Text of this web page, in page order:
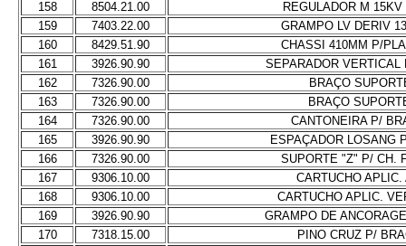
158
8504.21.00
REGULADOR M 15KV
159
7403.22.00
GRAMPO LV DERIV
160
8429.51.90
CHASSI 410MM P/
161
3926.90.90
SEPARADOR VERTICAL
162
7326.90.00
BRAÇO
163
7326.90.00
BRAÇO
164
7326.90.00
CANTONEIRA P/
165
3926.90.90
ESPAÇADOR LOSANG
166
7326.90.00
SUPORTE "Z" P/ CH.
167
9306.10.00
CARTUCHO APLIC.
168
9306.10.00
CARTUCHO APLIC.
169
3926.90.90
GRAMPO DE
170
7318.15.00
PINO CRUZ P/